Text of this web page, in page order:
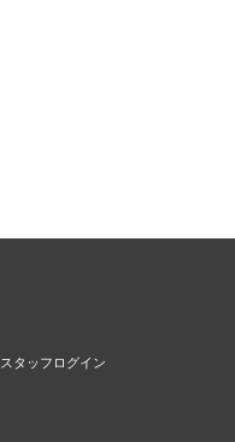
スタッフログイン